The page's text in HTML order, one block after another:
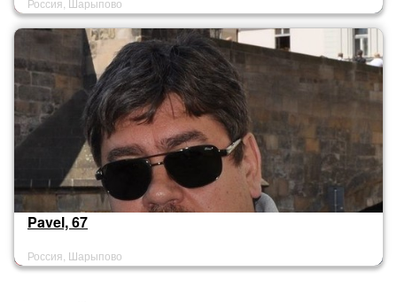
Россия, Шарыпово
Pavel, 67
Россия, Шарыпово